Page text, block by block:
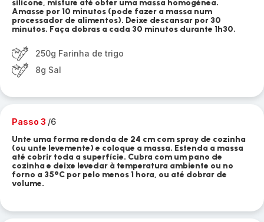
silicone, misture até obter uma massa homogénea.
Amasse por 10 minutos (pode fazer a massa num
processador de alimentos). Deixe descansar por 30
minutos. Faça dobras a cada 30 minutos durante 1h30.
250g Farinha de trigo
8g Sal
Passo 3 /6
Unte uma forma redonda de 24 cm com spray de cozinha
(ou unte levemente) e coloque a massa. Estenda a massa
até cobrir toda a superfície. Cubra com um pano de
cozinha e deixe levedar à temperatura ambiente ou no
forno a 35°C por pelo menos 1 hora, ou até dobrar de
volume.